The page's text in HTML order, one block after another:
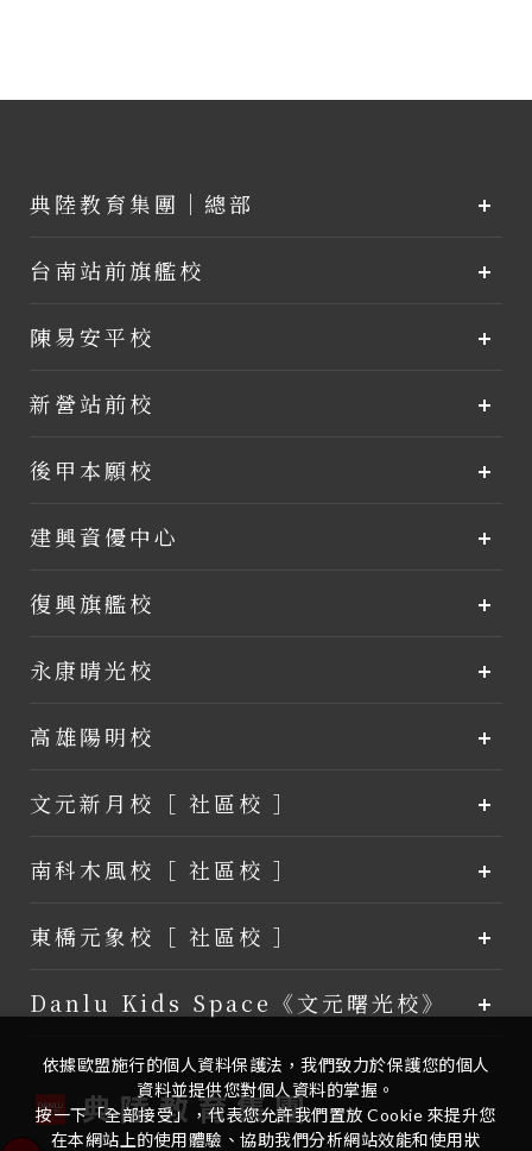
典陸教育集團｜總部
台南站前旗艦校
陳易安平校
新營站前校
後甲本願校
建興資優中心
復興旗艦校
永康晴光校
高雄陽明校
文元新月校［ 社區校 ］
南科木風校［ 社區校 ］
東橋元象校［ 社區校 ］
Danlu Kids Space《文元曙光校》
依據歐盟施行的個人資料保護法，我們致力於保護您的個人
資料並提供您對個人資料的掌握。
按一下「全部接受」，代表您允許我們置放 Cookie 來提升您
在本網站上的使用體驗、協助我們分析網站效能和使用狀